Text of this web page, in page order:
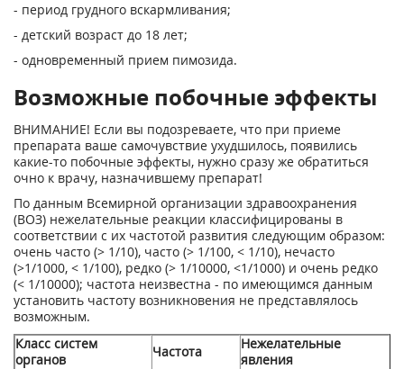
- период грудного вскармливания;
- детский возраст до 18 лет;
- одновременный прием пимозида.
Возможные побочные эффекты
ВНИМАНИЕ! Если вы подозреваете, что при приеме
препарата ваше самочувствие ухудшилось, появились
какие-то побочные эффекты, нужно сразу же обратиться
очно к врачу, назначившему препарат!
По данным Всемирной организации здравоохранения
(ВОЗ) нежелательные реакции классифицированы в
соответствии с их частотой развития следующим образом:
очень часто (> 1/10), часто (> 1/100, < 1/10), нечасто
(>1/1000, < 1/100), редко (> 1/10000, <1/1000) и очень редко
(< 1/10000); частота неизвестна - по имеющимся данным
установить частоту возникновения не представлялось
возможным.
Класс систем
органов
Частота
Нежелательные
явления